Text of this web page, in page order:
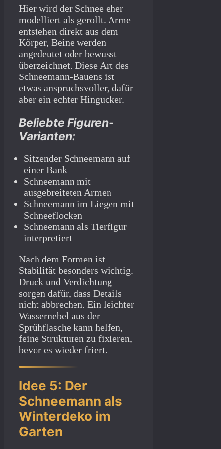
Hier wird der Schnee eher
modelliert als gerollt. Arme
entstehen direkt aus dem
Körper, Beine werden
angedeutet oder bewusst
überzeichnet. Diese Art des
Schneemann-Bauens ist
etwas anspruchsvoller, dafür
aber ein echter Hingucker.
Beliebte Figuren-
Varianten:
Sitzender Schneemann auf
einer Bank
Schneemann mit
ausgebreiteten Armen
Schneemann im Liegen mit
Schneeflocken
Schneemann als Tierfigur
interpretiert
Nach dem Formen ist
Stabilität besonders wichtig.
Druck und Verdichtung
sorgen dafür, dass Details
nicht abbrechen. Ein leichter
Wassernebel aus der
Sprühflasche kann helfen,
feine Strukturen zu fixieren,
bevor es wieder friert.
Idee 5: Der
Schneemann als
Winterdeko im
Garten